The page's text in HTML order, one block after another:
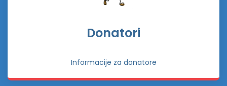
Donatori
Informacije za donatore